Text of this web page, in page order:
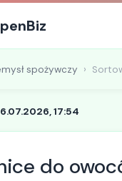
spożywczy
17:54
do